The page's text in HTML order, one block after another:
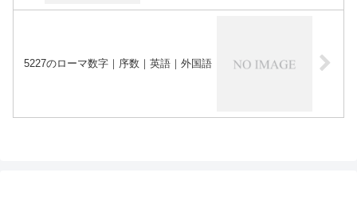
5227のローマ数字｜序数｜英語｜外国語